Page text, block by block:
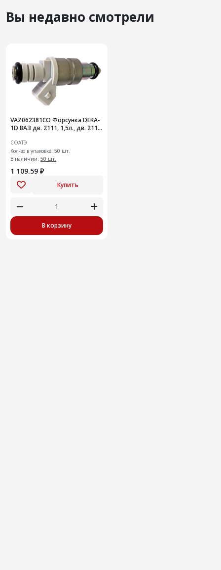
Вы недавно смотрели
VAZ062381СО Форсунка DEKA-
1D ВАЗ дв. 2111, 1,5л., дв. 2112,
СОАТЭ
Кол-во в упаковке: 50 шт.
В наличии: 50 шт.
1 109.59 ₽
Купить
В корзину